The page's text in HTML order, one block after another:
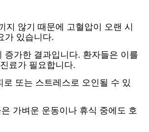
않기 때문에 고혈압이 오랜 시
가 있습니다.
가한 결과입니다. 환자들은 이를
료가 필요합니다.
또는 스트레스로 오인될 수 있
가벼운 운동이나 휴식 중에도 호